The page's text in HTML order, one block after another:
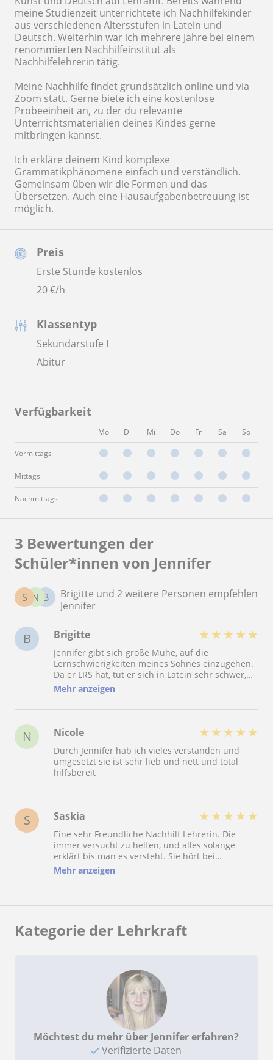
Preis
Erste Stunde kostenlos
20€/h
Klassentyp
Sekundarstufe I
Abitur
Verfügbarkeit
Mo Di Mi Do Fr Sa So
Vormittags
Mittags
Nachmittags
meine Studienzeit unterrichtete ich Nachhilfekinder
aus verschiedenen Altersstufen in Latein und
Deutsch. Weiterhin war ich mehrere Jahre bei einem
renommierten Nachhilfeinstitut als
Nachhilfelehrerin tätig.
Meine Nachhilfe findet grundsätzlich online und via
Zoom statt. Gerne biete ich eine kostenlose
Probeeinheit an, zu der du relevante
Unterrichtsmaterialien deines Kindes gerne
mitbringen kannst.
Ich erkläre deinem Kind komplexe
Grammatikphänomene einfach und verständlich.
Gemeinsam üben wir die Formen und das
Übersetzen. Auch eine Hausaufgabenbetreuung ist
möglich.
3 Bewertungen der
Schüler*innen von Jennifer
B
N
S
Brigitte und 2 weitere Personen empfehlen
Jennifer
B Brigitte ★ ★ ★ ★ ★
Jennifer gibt sich große Mühe, auf die
Lernschwierigkeiten meines Sohnes einzugehen.
Da er LRS hat, tut er sich in Latein sehr schwer,
die Formen zu erkennen. Jennifer hat mit ihm
eine Strategie entwickelt, damit er die wichtigsten
Endungen trotz seiner Lernschwierigkeiten
Sohn aktuell 2, nachdem er mit einer 5 in Latein
gestartet ist. Daumen hoch für diese tolle Fau! 5
Sterne sind zu wenig! ????????????????????
Mehr anzeigen
N Nicole ★ ★ ★ ★ ★
Durch Jennifer hab ich vieles verstanden und
umgesetzt sie ist sehr lieb und nett und total
hilfsbereit
S Saskia ★ ★ ★ ★ ★
Eine sehr Freundliche Nachhilf Lehrerin. Die
immer versucht zu helfen, und alles solange
erklärt bis man es versteht. Sie hört bei
schulischen Problemen zu, um zu helfen das man
den Stoff versteht. Kann ich mit guten Gewissen
Mehr anzeigen
Kategorie der Lehrkraft
Möchtest du mehr über Jennifer erfahren?
Verifizierte Daten